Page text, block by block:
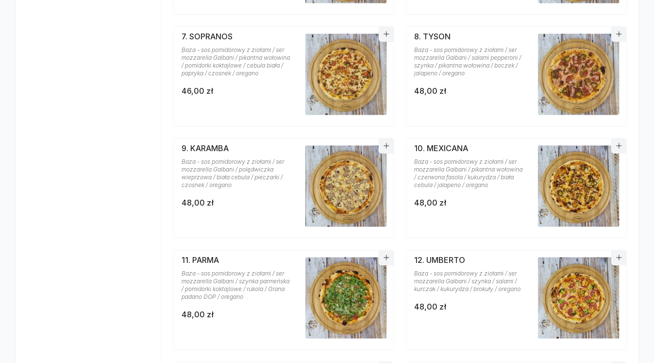
7. SOPRANOS
Baza - sos pomidorowy z ziołami / ser
mozzarella Galbani / pikantna wołowina
/ pomidorki koktajlowe / cebula biała /
papryka / czosnek / oregano
46,00 zł
8. TYSON
Baza - sos pomidorowy z ziołami / ser
mozzarella Galbani / salami pepperoni /
szynka / pikantna wołowina / boczek /
jalapeno / oregano
48,00 zł
9. KARAMBA
Baza - sos pomidorowy z ziołami / ser
mozzarella Galbani / polędwiczka
wieprzowa / biała cebula / pieczarki /
czosnek / oregano
48,00 zł
10. MEXICANA
Baza - sos pomidorowy z ziołami / ser
mozzarella Galbani / pikantna wołowina
/ czerwona fasola / kukurydza / biała
cebula / jalapeno / oregano
48,00 zł
11. PARMA
Baza - sos pomidorowy z ziołami / ser
mozzarella Galbani / szynka parmeńska
/ pomidorki koktajlowe / rukola / Grana
padano DOP / oregano
48,00 zł
12. UMBERTO
Baza - sos pomidorowy z ziołami / ser
mozzarella Galbani / szynka / salami /
kurczak / kukurydza / brokuły / oregano
48,00 zł